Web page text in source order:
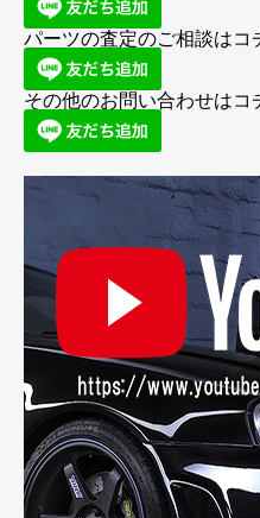
パーツの査定のご相談はコ
その他のお問い合わせはコ